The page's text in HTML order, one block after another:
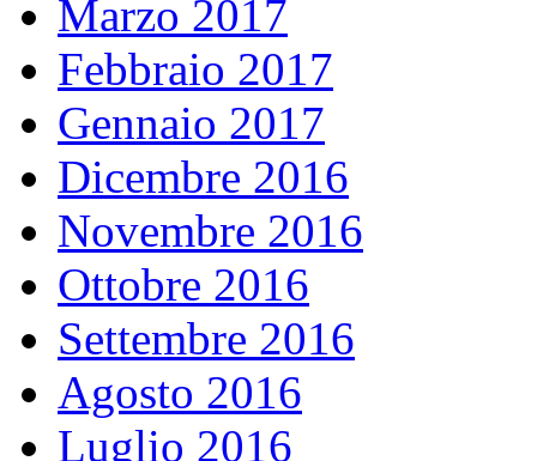
Marzo 2017
Febbraio 2017
Gennaio 2017
Dicembre 2016
Novembre 2016
Ottobre 2016
Settembre 2016
Agosto 2016
Luglio 2016